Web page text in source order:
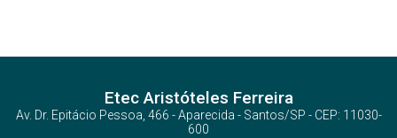
Etec Aristóteles Ferreira
Av. Dr. Epitácio Pessoa, 466 - Aparecida - Santos/SP - CEP: 11030-
600